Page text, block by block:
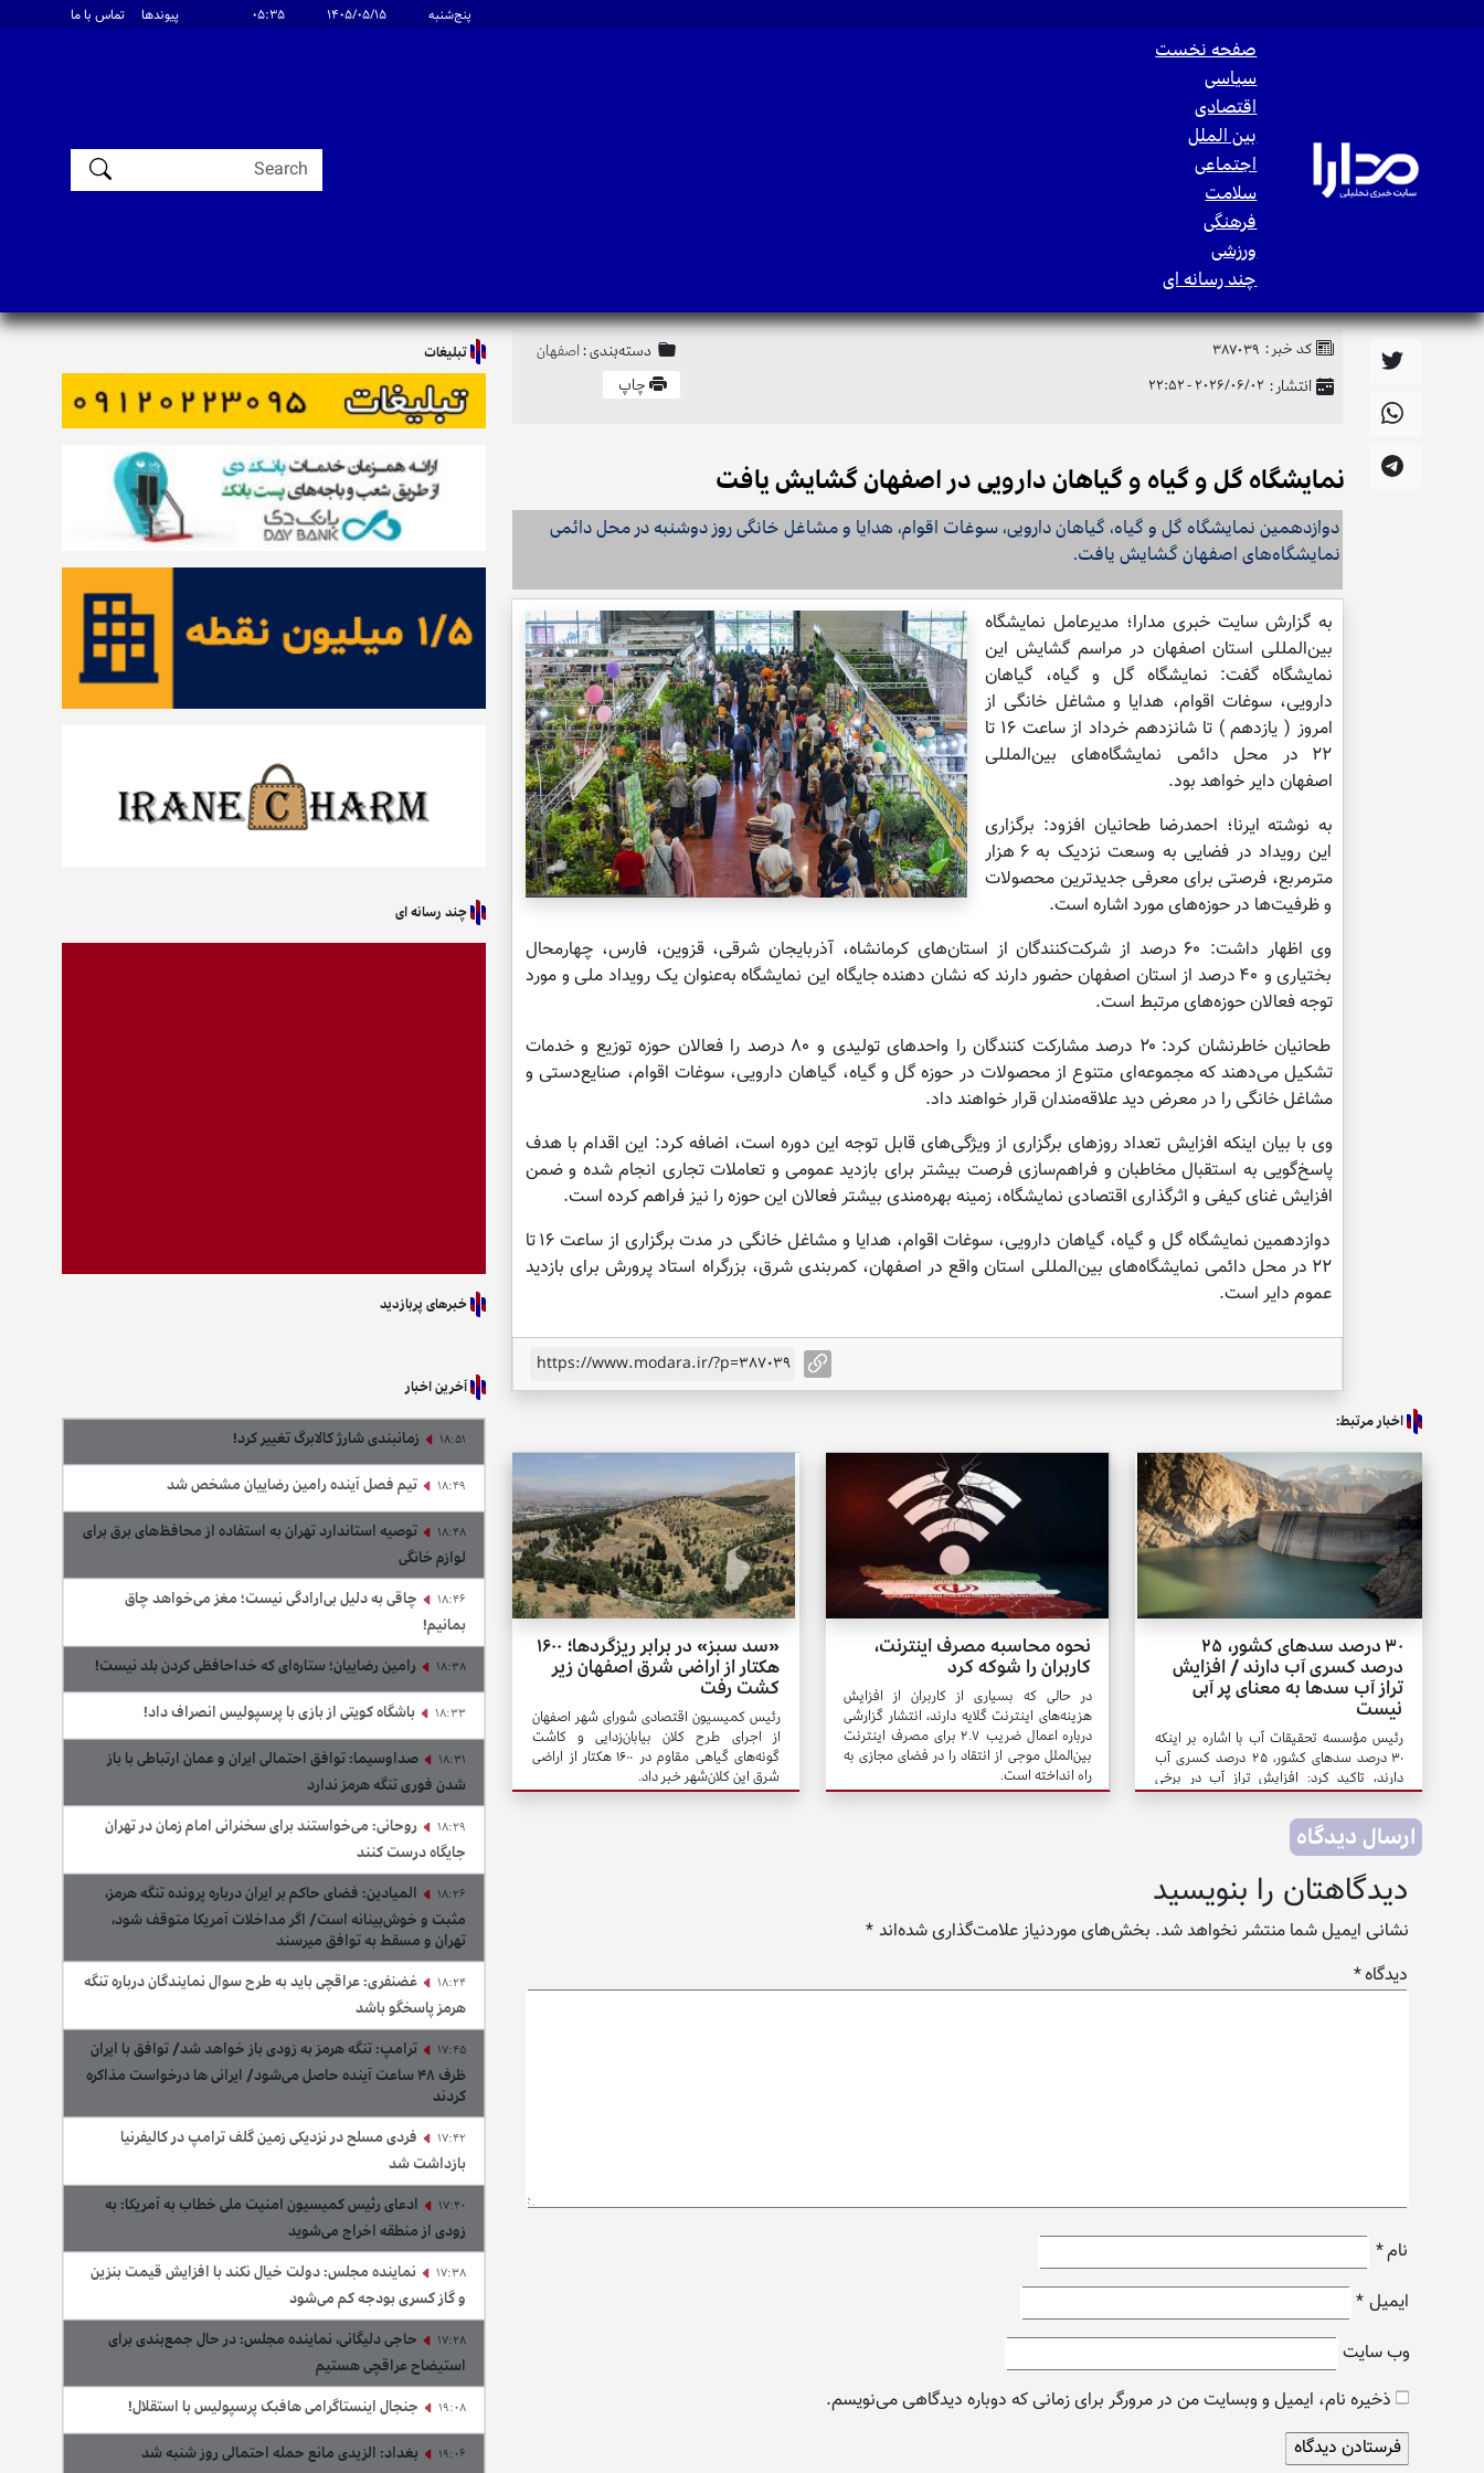
پنج‌شنبه ۱۴۰۵/۰۵/۱۵ ۰۵:۳۵ پیوندها تماس با ما
صفحه نخست
سیاسی
اقتصادی
بین الملل
اجتماعی
سلامت
فرهنگی
ورزشی
چند رسانه ای
کد خبر : 387039
انتشار : 2026/06/02 - 22:52
دسته‌بندی : اصفهان
چاپ
نمایشگاه گل و گیاه و گیاهان دارویی در اصفهان گشایش یافت
دوازدهمین نمایشگاه گل و گیاه، گیاهان دارویی، سوغات اقوام، هدایا و مشاغل خانگی روز دوشنبه در محل دائمی
نمایشگاه‌های اصفهان گشایش یافت.
به گزارش سایت خبری مدارا؛ مدیرعامل نمایشگاه
بین‌المللی استان اصفهان در مراسم گشایش این
نمایشگاه گفت: نمایشگاه گل و گیاه، گیاهان
دارویی، سوغات اقوام، هدایا و مشاغل خانگی از
امروز ( یازدهم ) تا شانزدهم خرداد از ساعت ۱۶ تا
۲۲ در محل دائمی نمایشگاه‌های بین‌المللی
اصفهان دایر خواهد بود.
به نوشته ایرنا؛ احمدرضا طحانیان افزود: برگزاری
این رویداد در فضایی به وسعت نزدیک به ۶ هزار
مترمربع، فرصتی برای معرفی جدیدترین محصولات
و ظرفیت‌ها در حوزه‌های مورد اشاره است.
وی اظهار داشت: ۶۰ درصد از شرکت‌کنندگان از استان‌های کرمانشاه، آذربایجان شرقی، قزوین، فارس، چهارمحال
بختیاری و ۴۰ درصد از استان اصفهان حضور دارند که نشان دهنده جایگاه این نمایشگاه به‌عنوان یک رویداد ملی و مورد
توجه فعالان حوزه‌های مرتبط است.
طحانیان خاطرنشان کرد: ۲۰ درصد مشارکت کنندگان را واحدهای تولیدی و ۸۰ درصد را فعالان حوزه توزیع و خدمات
تشکیل می‌دهند که مجموعه‌ای متنوع از محصولات در حوزه گل و گیاه، گیاهان دارویی، سوغات اقوام، صنایع‌دستی و
مشاغل خانگی را در معرض دید علاقه‌مندان قرار خواهند داد.
وی با بیان اینکه افزایش تعداد روزهای برگزاری از ویژگی‌های قابل توجه این دوره است، اضافه کرد: این اقدام با هدف
پاسخ‌گویی به استقبال مخاطبان و فراهم‌سازی فرصت بیشتر برای بازدید عمومی و تعاملات تجاری انجام شده و ضمن
افزایش غنای کیفی و اثرگذاری اقتصادی نمایشگاه، زمینه بهره‌مندی بیشتر فعالان این حوزه را نیز فراهم کرده است.
دوازدهمین نمایشگاه گل و گیاه، گیاهان دارویی، سوغات اقوام، هدایا و مشاغل خانگی در مدت برگزاری از ساعت ۱۶ تا
۲۲ در محل دائمی نمایشگاه‌های بین‌المللی استان واقع در اصفهان، کمربندی شرق، بزرگراه استاد پرورش برای بازدید
عموم دایر است.
https://www.modara.ir/?p=387039
اخبار مرتبط:
۳۰ درصد سدهای کشور، ۲۵
درصد کسری آب دارند / افزایش
تراز آب سدها به معنای پر آبی
نیست
رئیس مؤسسه تحقیقات آب با اشاره بر اینکه
۳۰ درصد سدهای کشور، ۲۵ درصد کسری آب
دارند، تاکید کرد: افزایش تراز آب در برخی
مخازن الزاماً به معنای بهبود وضعیت منابع آبی
نیست.
نحوه محاسبه مصرف اینترنت،
کاربران را شوکه کرد
در حالی که بسیاری از کاربران از افزایش
هزینه‌های اینترنت گلایه دارند، انتشار گزارشی
درباره اعمال ضریب ۲.۷ برای مصرف اینترنت
بین‌الملل موجی از انتقاد را در فضای مجازی به
راه انداخته است.
«سد سبز» در برابر ریزگردها؛ ۱۶۰۰
هکتار از اراضی شرق اصفهان زیر
کشت رفت
رئیس کمیسیون اقتصادی شورای شهر اصفهان
از اجرای طرح کلان بیابان‌زدایی و کاشت
گونه‌های گیاهی مقاوم در ۱۶۰۰ هکتار از اراضی
شرق این کلان‌شهر خبر داد.
ارسال دیدگاه
دیدگاهتان را بنویسید
نشانی ایمیل شما منتشر نخواهد شد. بخش‌های موردنیاز علامت‌گذاری شده‌اند *
دیدگاه*
نام*
ایمیل *
وب‌ سایت
ذخیره نام، ایمیل و وبسایت من در مرورگر برای زمانی که دوباره دیدگاهی می‌نویسم.
تبلیغات
چند رسانه ای
خبرهای پربازدید
آخرین اخبار
18:51 زمانبندی شارژ کالابرگ تغییر کرد!
18:49 تیم فصل آینده رامین رضاییان مشخص شد
18:48
توصیه استاندارد تهران به استفاده از محافظ‌های برق برای
لوازم خانگی
18:46
چاقی به دلیل بی‌ارادگی نیست؛ مغز می‌خواهد چاق
بمانیم!
18:38 رامین رضاییان؛ ستاره‌ای که خداحافظی کردن بلد نیست!
18:33 باشگاه کویتی از بازی با پرسپولیس انصراف داد!
18:31
صداوسیما: توافق احتمالی ایران و عمان ارتباطی با باز
شدن فوری تنگه هرمز ندارد
18:29
روحانی: می‌خواستند برای سخنرانی امام زمان در تهران
جایگاه درست کنند
18:26
المیادین: فضای حاکم بر ایران درباره پرونده تنگه هرمز،
مثبت و خوش‌بینانه است/ اگر مداخلات آمریکا متوقف شود،
تهران و مسقط به توافق میرسند
18:24
غضنفری: عراقچی باید به طرح سوال نمایندگان درباره تنگه
هرمز پاسخگو باشد
17:45
ترامپ: تنگه هرمز به زودی باز خواهد شد/ توافق با ایران
ظرف ۴۸ ساعت آینده حاصل می‌شود/ ایرانی ها درخواست مذاکره
کردند
17:42
فردی مسلح در نزدیکی زمین گلف ترامپ در کالیفرنیا
بازداشت شد
17:40
ادعای رئیس کمیسیون امنیت ملی خطاب به آمریکا: به
زودی از منطقه اخراج می‌شوید
17:38
نماینده مجلس: دولت خیال نکند با افزایش قیمت بنزین‌
و گاز کسری بودجه کم می‌شود
17:28
حاجی دلیگانی، نماینده مجلس: در حال جمع‌بندی برای
استیضاح عراقچی هستیم
19:08 جنجال اینستاگرامی هافبک پرسپولیس با استقلال!
19:06 بغداد: الزیدی مانع حمله احتمالی روز شنبه شد